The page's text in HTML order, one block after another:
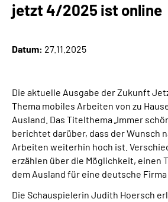
KBS exklusiv
Online-Services
Die DRV Knappschaft-Bahn-See
Gebärdensprache
jetzt 4/2025 ist online
Datum: 27.11.2025
Die aktuelle Ausgabe der Zukunft
Thema mobiles Arbeiten von zu
Ausland. Das Titelthema „Immer
berichtet darüber, dass der Wunsch
Arbeiten weiterhin hoch ist.
erzählen über die Möglichkeit, einen
dem Ausland für eine deutsche Firma
Die Schauspielerin Judith Hoersch